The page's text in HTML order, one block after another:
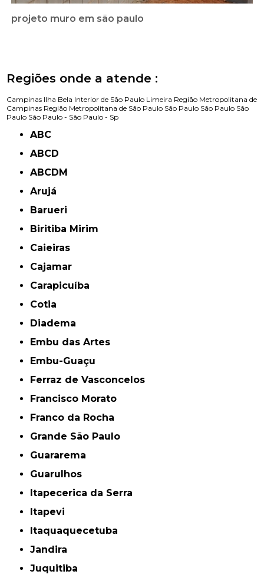
projeto muro em são paulo
Regiões onde a atende :
Campinas Ilha Bela Interior de São Paulo Limeira Região Metropolitana de
Campinas Região Metropolitana de São Paulo São Paulo São Paulo São
Paulo São Paulo - São Paulo - Sp
ABC
ABCD
ABCDM
Arujá
Barueri
Biritiba Mirim
Caieiras
Cajamar
Carapicuíba
Cotia
Diadema
Embu das Artes
Embu-Guaçu
Ferraz de Vasconcelos
Francisco Morato
Franco da Rocha
Grande São Paulo
Guararema
Guarulhos
Itapecerica da Serra
Itapevi
Itaquaquecetuba
Jandira
Juquitiba